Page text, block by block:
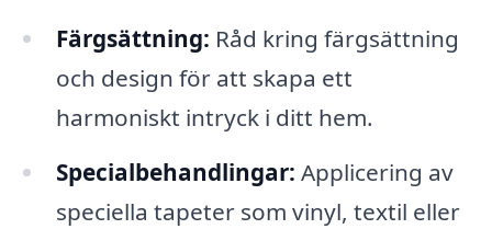
Färgsättning: Råd kring färgsättning
och design för att skapa ett
harmoniskt intryck i ditt hem.
Specialbehandlingar: Applicering av
speciella tapeter som vinyl, textil eller